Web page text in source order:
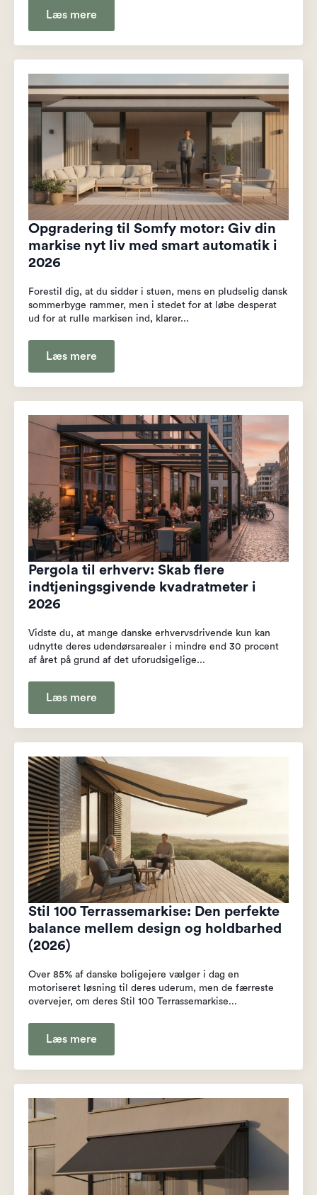
Læs mere
Opgradering til Somfy motor: Giv din
markise nyt liv med smart automatik i
2026
Forestil dig, at du sidder i stuen, mens en pludselig dansk
sommerbyge rammer, men i stedet for at løbe desperat
ud for at rulle markisen ind, klarer...
Læs mere
Pergola til erhverv: Skab flere
indtjeningsgivende kvadratmeter i
2026
Vidste du, at mange danske erhvervsdrivende kun kan
udnytte deres udendørsarealer i mindre end 30 procent
af året på grund af det uforudsigelige...
Læs mere
Stil 100 Terrassemarkise: Den perfekte
balance mellem design og holdbarhed
(2026)
Over 85% af danske boligejere vælger i dag en
motoriseret løsning til deres uderum, men de færreste
overvejer, om deres Stil 100 Terrassemarkise...
Læs mere